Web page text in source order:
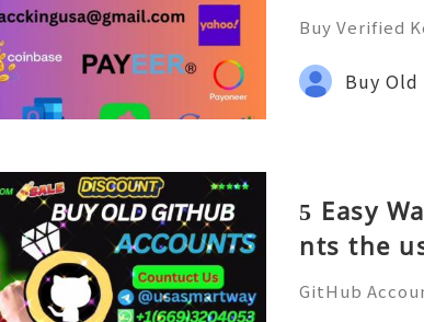
Buy Verified
age search,
trustedBuy Old
5 Easy
nts the
GitHub